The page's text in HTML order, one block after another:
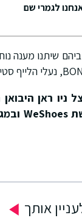
לגמרי שם
שיתנו מענה
אותך